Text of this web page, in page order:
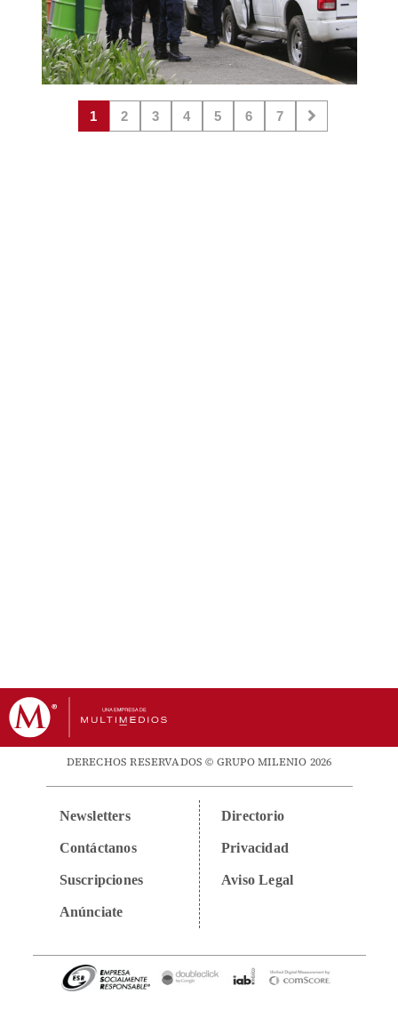
1 2 3 4 5 6 7
DERECHOS RESERVADOS © GRUPO MILENIO 2026
Newsletters
Contáctanos
Suscripciones
Anúnciate
Directorio
Privacidad
Aviso Legal